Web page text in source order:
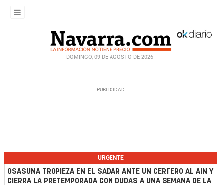
DOMINGO, 09 DE AGOSTO DE 2026
URGENTE
OSASUNA TROPIEZA EN EL SADAR ANTE UN CERTERO AL AIN Y
CIERRA LA PRETEMPORADA CON DUDAS A UNA SEMANA DE LA